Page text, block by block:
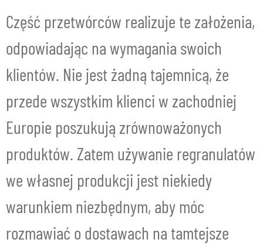
Część przetwórców realizuje te założenia,
odpowiadając na wymagania swoich
klientów. Nie jest żadną tajemnicą, że
przede wszystkim klienci w zachodniej
Europie poszukują zrównoważonych
produktów. Zatem używanie regranulatów
we własnej produkcji jest niekiedy
warunkiem niezbędnym, aby móc
rozmawiać o dostawach na tamtejsze